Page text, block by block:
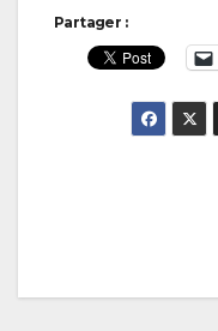
Partager :
l’article